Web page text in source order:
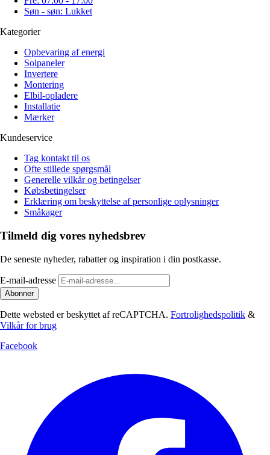
Søn - søn: Lukket
Kategorier
Opbevaring af energi
Solpaneler
Invertere
Montering
Elbil-opladere
Installatie
Mærker
Kundeservice
Tag kontakt til os
Ofte stillede spørgsmål
Generelle vilkår og betingelser
Købsbetingelser
Erklæring om beskyttelse af personlige oplysninger
Småkager
Tilmeld dig vores nyhedsbrev
De seneste nyheder, rabatter og inspiration i din postkasse.
E-mail-adresse
Abonner
Dette websted er beskyttet af reCAPTCHA. Fortrolighedspolitik &
Vilkår for brug
Facebook